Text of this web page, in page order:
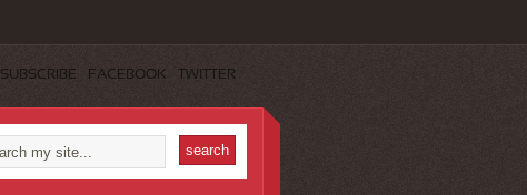
SUBSCRIBE FACEBOOK TWITTER